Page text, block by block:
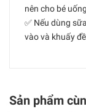
nên cho bé
✅ Nếu dùng
vào và khuấy
Sản phẩm